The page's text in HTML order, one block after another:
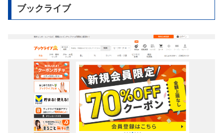
ブックライブ